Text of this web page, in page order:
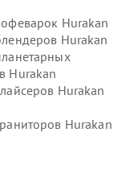
Hurakan
Hurakan
Hurakan
Hurakan
Hurakan